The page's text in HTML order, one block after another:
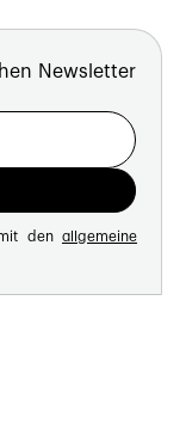
Newsletter
den allgemeine